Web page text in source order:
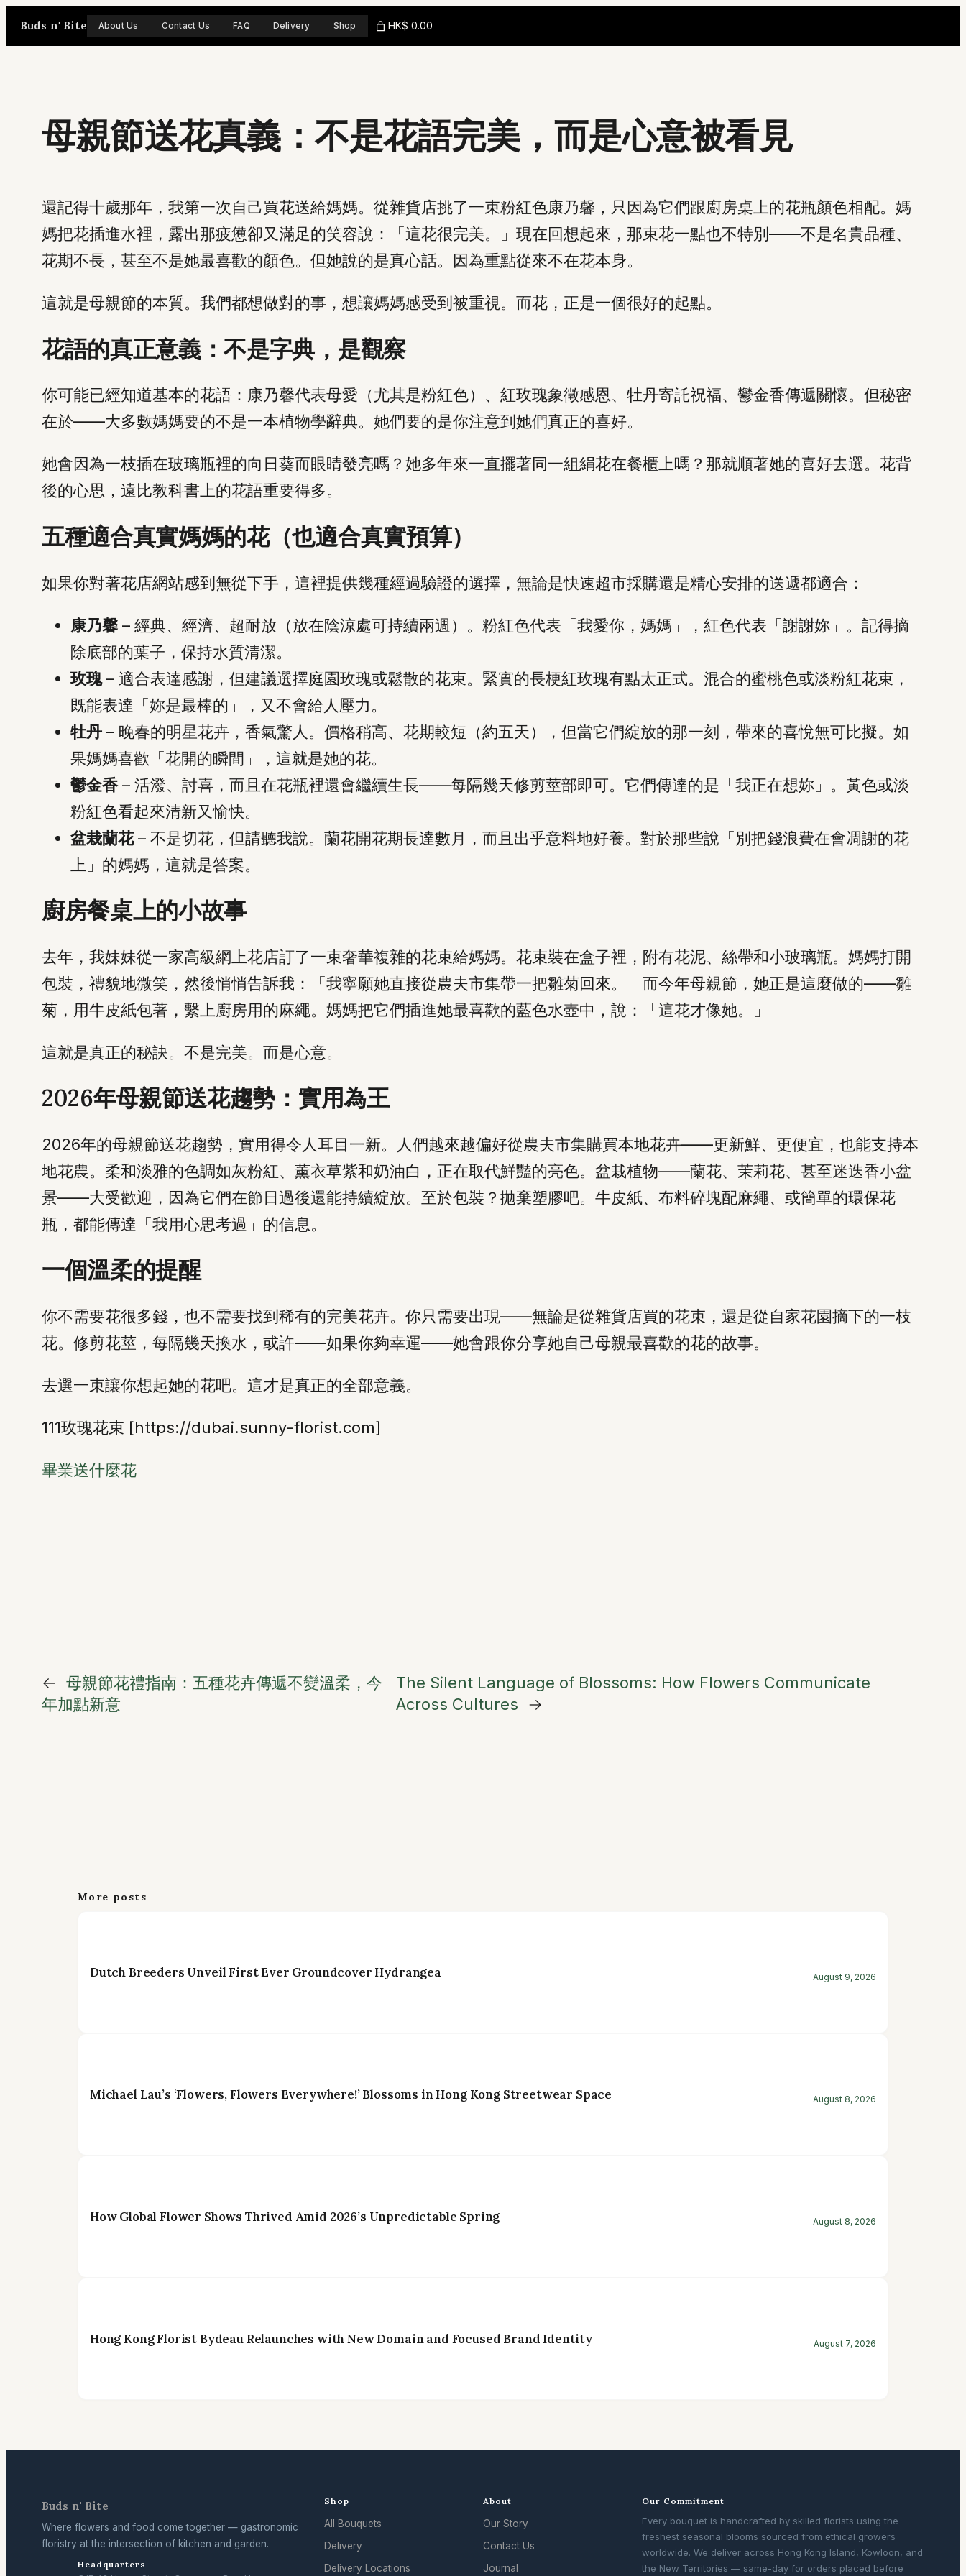
Buds n' Bite About Us Contact Us FAQ Delivery Shop HK$ 0.00
母親節送花真義：不是花語完美，而是心意被看見
還記得十歲那年，我第一次自己買花送給媽媽。從雜貨店挑了一束粉紅色康乃馨，只因為它們跟廚房桌上的花瓶顏色相配。媽
媽把花插進水裡，露出那疲憊卻又滿足的笑容說：「這花很完美。」現在回想起來，那束花一點也不特別——不是名貴品種、
花期不長，甚至不是她最喜歡的顏色。但她說的是真心話。因為重點從來不在花本身。
這就是母親節的本質。我們都想做對的事，想讓媽媽感受到被重視。而花，正是一個很好的起點。
花語的真正意義：不是字典，是觀察
你可能已經知道基本的花語：康乃馨代表母愛（尤其是粉紅色）、紅玫瑰象徵感恩、牡丹寄託祝福、鬱金香傳遞關懷。但秘密
在於——大多數媽媽要的不是一本植物學辭典。她們要的是你注意到她們真正的喜好。
她會因為一枝插在玻璃瓶裡的向日葵而眼睛發亮嗎？她多年來一直擺著同一組絹花在餐櫃上嗎？那就順著她的喜好去選。花背
後的心思，遠比教科書上的花語重要得多。
五種適合真實媽媽的花（也適合真實預算）
如果你對著花店網站感到無從下手，這裡提供幾種經過驗證的選擇，無論是快速超市採購還是精心安排的送遞都適合：
康乃馨 – 經典、經濟、超耐放（放在陰涼處可持續兩週）。粉紅色代表「我愛你，媽媽」，紅色代表「謝謝妳」。記得摘
除底部的葉子，保持水質清潔。
玫瑰– 適合表達感謝，但建議選擇庭園玫瑰或鬆散的花束。緊實的長梗紅玫瑰有點太正式。混合的蜜桃色或淡粉紅花束，
既能表達「妳是最棒的」，又不會給人壓力。
牡丹 – 晚春的明星花卉，香氣驚人。價格稍高、花期較短（約五天），但當它們綻放的那一刻，帶來的喜悅無可比擬。如
果媽媽喜歡「花開的瞬間」，這就是她的花。
鬱金香– 活潑、討喜，而且在花瓶裡還會繼續生長——每隔幾天修剪莖部即可。它們傳達的是「我正在想妳」。黃色或淡
粉紅色看起來清新又愉快。
盆栽蘭花– 不是切花，但請聽我說。蘭花開花期長達數月，而且出乎意料地好養。對於那些說「別把錢浪費在會凋謝的花
上」的媽媽，這就是答案。
廚房餐桌上的小故事
去年，我妹妹從一家高級網上花店訂了一束奢華複雜的花束給媽媽。花束裝在盒子裡，附有花泥、絲帶和小玻璃瓶。媽媽打開
包裝，禮貌地微笑，然後悄悄告訴我：「我寧願她直接從農夫市集帶一把雛菊回來。」而今年母親節，她正是這麼做的——雛
菊，用牛皮紙包著，繫上廚房用的麻繩。媽媽把它們插進她最喜歡的藍色水壺中，說：「這花才像她。」
這就是真正的秘訣。不是完美。而是心意。
2026年母親節送花趨勢：實用為王
2026年的母親節送花趨勢，實用得令人耳目一新。人們越來越偏好從農夫市集購買本地花卉——更新鮮、更便宜，也能支持本
地花農。柔和淡雅的色調如灰粉紅、薰衣草紫和奶油白，正在取代鮮豔的亮色。盆栽植物——蘭花、茉莉花、甚至迷迭香小盆
景——大受歡迎，因為它們在節日過後還能持續綻放。至於包裝？拋棄塑膠吧。牛皮紙、布料碎塊配麻繩、或簡單的環保花
瓶，都能傳達「我用心思考過」的信息。
一個溫柔的提醒
你不需要花很多錢，也不需要找到稀有的完美花卉。你只需要出現——無論是從雜貨店買的花束，還是從自家花園摘下的一枝
花。修剪花莖，每隔幾天換水，或許——如果你夠幸運——她會跟你分享她自己母親最喜歡的花的故事。
去選一束讓你想起她的花吧。這才是真正的全部意義。
111玫瑰花束 [https://dubai.sunny-florist.com]
畢業送什麼花
← 母親節花禮指南：五種花卉傳遞不變溫柔，今
年加點新意
The Silent Language of Blossoms: How Flowers Communicate
Across Cultures
→
More posts
Dutch Breeders Unveil First Ever Groundcover Hydrangea August 9, 2026
Michael Lau’s ‘Flowers, Flowers Everywhere!’ Blossoms in Hong Kong Streetwear Space August 8, 2026
How Global Flower Shows Thrived Amid 2026’s Unpredictable Spring August 8, 2026
Hong Kong Florist Bydeau Relaunches with New Domain and Focused Brand Identity August 7, 2026
Buds n' Bite
Where flowers and food come together — gastronomic
floristry at the intersection of kitchen and garden.
Headquarters
Shop
All Bouquets
Delivery
Delivery Locations
About
Our Story
Contact Us
Journal
Our Commitment
Every bouquet is handcrafted by skilled florists using the
freshest seasonal blooms sourced from ethical growers
worldwide. We deliver across Hong Kong Island, Kowloon, and
the New Territories — same-day for orders placed before